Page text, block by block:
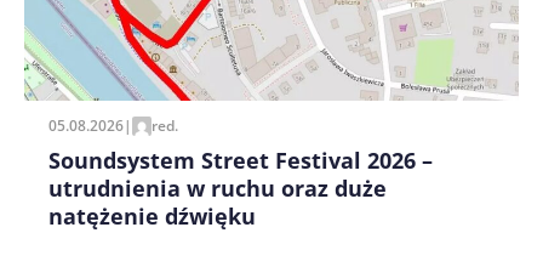
Zapamiętaj moje dane w tej przeglądarce podczas
pisania kolejnych komentarzy.
05.08.2026| red.
Soundsystem Street Festival 2026 –
utrudnienia w ruchu oraz duże
natężenie dźwięku